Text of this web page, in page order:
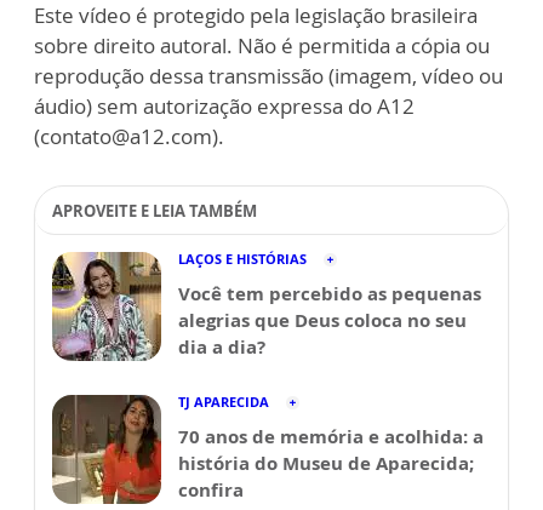
Este vídeo é protegido pela legislação brasileira
sobre direito autoral. Não é permitida a cópia ou
reprodução dessa transmissão (imagem, vídeo ou
áudio) sem autorização expressa do A12
(contato@a12.com).
APROVEITE E LEIA TAMBÉM
LAÇOS E HISTÓRIAS
Você tem percebido as pequenas
alegrias que Deus coloca no seu
dia a dia?
TJ APARECIDA
70 anos de memória e acolhida: a
história do Museu de Aparecida;
confira